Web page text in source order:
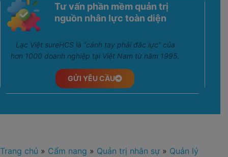
Tư vấn phần mềm quản trị
nguồn nhân lực toàn diện
Lạc Việt sureHCS là “cánh tay phải đắc lực” của
hơn 1000 doanh nghiệp tại Việt Nam từ năm 1995.
GỬI YÊU CẦU
Trang chủ » Cẩm nang » Quản trị nhân sự » Quản lý